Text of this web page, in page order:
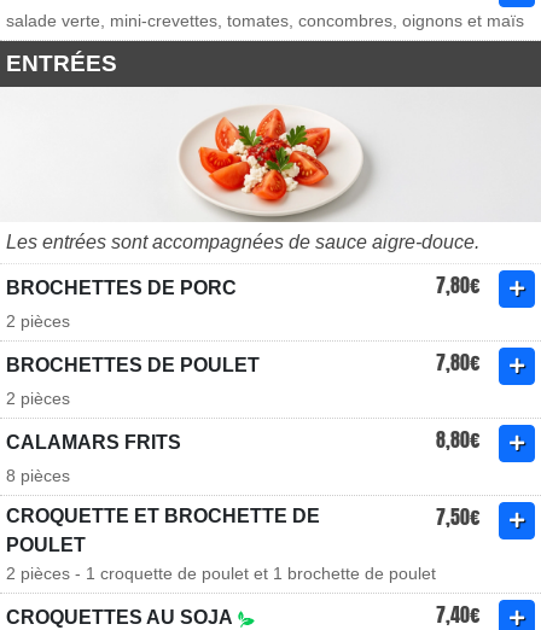
salade verte, mini-crevettes, tomates, concombres, oignons et maïs
ENTRÉES
Les entrées sont accompagnées de sauce aigre-douce.
BROCHETTES DE PORC 7,80€
2 pièces
BROCHETTES DE POULET 7,80€
2 pièces
CALAMARS FRITS 8,80€
8 pièces
CROQUETTE ET BROCHETTE DE
POULET
7,50€
2 pièces - 1 croquette de poulet et 1 brochette de poulet
CROQUETTES AU SOJA 7,40€